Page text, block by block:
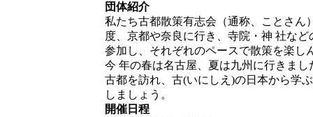
団体紹介
私たち古都散策有志会（通称、ことさん
度、京都や奈良に行き、寺院・神 社な
参加し、それぞれのペースで散策を楽し
今 年の春は名古屋、夏は九州に行きまし
古都を訪れ、古(いにしえ)の日本から学
しましょう。
開催日程